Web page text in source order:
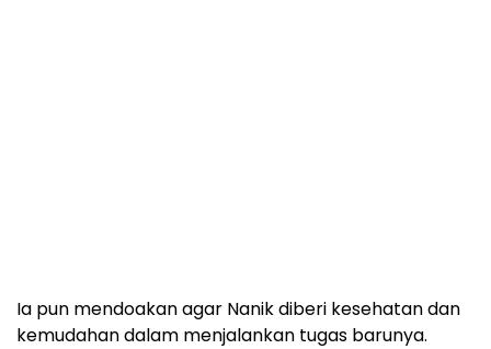
Ia pun mendoakan agar Nanik diberi kesehatan dan
kemudahan dalam menjalankan tugas barunya.